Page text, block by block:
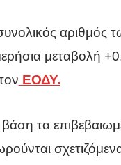
αριθμός
μεταβολή
ΕΟΔΥ.
τα